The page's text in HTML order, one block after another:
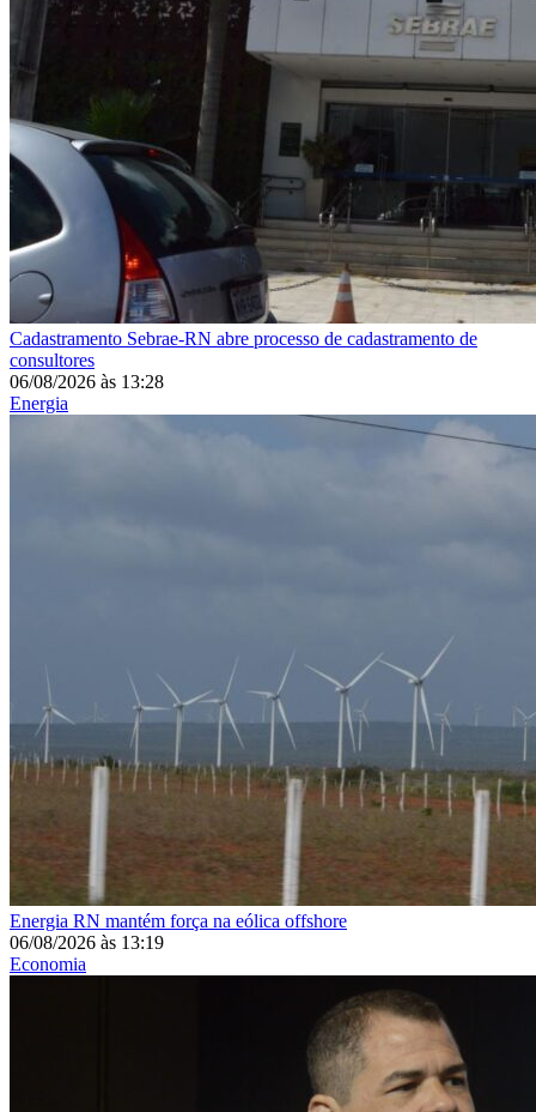
Cadastramento Sebrae-RN abre processo de cadastramento de
consultores
06/08/2026 às 13:28
Energia
Energia RN mantém força na eólica offshore
06/08/2026 às 13:19
Economia